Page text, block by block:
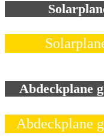
Abdeckplane
Abdeckplane